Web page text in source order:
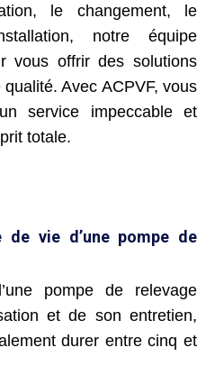
le changement, le
notre équipe
vous offrir des solutions
Avec ACPVF, vous
service impeccable et
totale.
vie d’une pompe de
pompe de relevage
et de son entretien,
durer entre cinq et